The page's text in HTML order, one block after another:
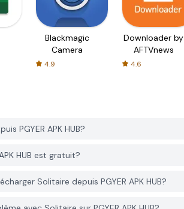
Blackmagic
Camera
4.9
Downloader by
AFTVnews
4.6
PGYER APK HUB?
HUB est gratuit?
Solitaire depuis PGYER APK HUB?